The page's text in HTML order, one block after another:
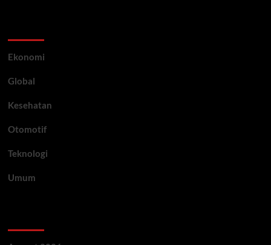
Ekonomi
Global
Kesehatan
Otomotif
Teknologi
Umum